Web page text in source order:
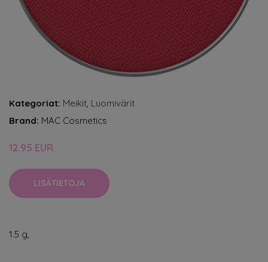
Kategoriat: Meikit, Luomivärit
Brand: MAC Cosmetics
12.95 EUR
LISÄTIETOJA
1.5 g,